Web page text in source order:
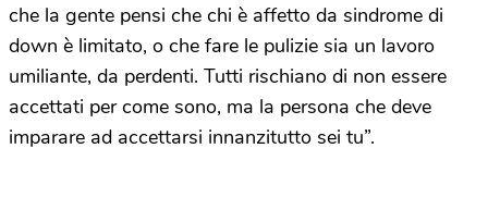
che la gente pensi che chi è affetto da sindrome di
down è limitato, o che fare le pulizie sia un lavoro
umiliante, da perdenti. Tutti rischiano di non essere
accettati per come sono, ma la persona che deve
imparare ad accettarsi innanzitutto sei tu”.